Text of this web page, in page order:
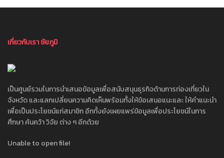
เกี่ยวกับเรา ชัยภูมิ
เป็นศูนย์รวมในการนำเสนอข้อมูลเพื่อสนับสนุนธุรกิจด้านการท่องเที่ยวใน
จังหวัด และแลกเปลี่ยนความคิดเห็นพร้อมทั้งให้ข้อเสนอแนะและ ให้คำแนะนำ
เพื่อเป็นประโยชน์แก่สมาชิก อีกทั้งยังเผยแพร่ข้อมูลเพื่อประโยชน์ในการ
ศึกษา ค้นคว้า วิจัย ต่าง ๆ อีกด้วย
Unable to open file!